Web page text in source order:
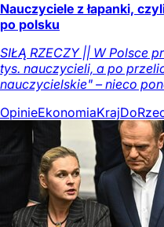
Nauczyciele z łapanki,
po polsku
SIŁĄ RZECZY || W Polsce
tys. nauczycieli, a po
nauczycielskie" – nieco
OpinieEkonomiaKraj